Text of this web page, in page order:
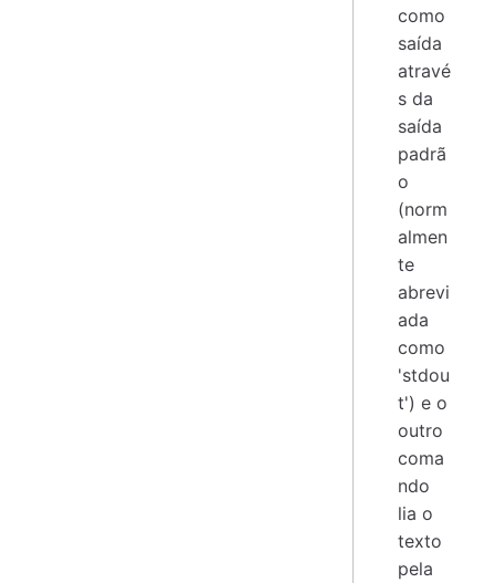
como
saída
atravé
s da
saída
padrã
o
(norm
almen
te
abrevi
ada
como
'stdou
t') e o
outro
coma
ndo
lia o
texto
pela